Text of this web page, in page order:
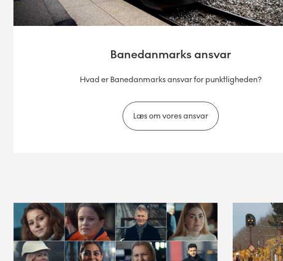
Banedanmarks ansvar
Hvad er Banedanmarks ansvar for punktligheden?
Læs om vores ansvar